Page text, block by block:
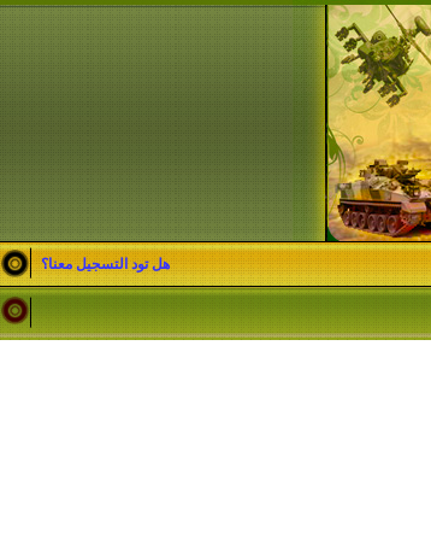
هل تود التسجيل معنا؟